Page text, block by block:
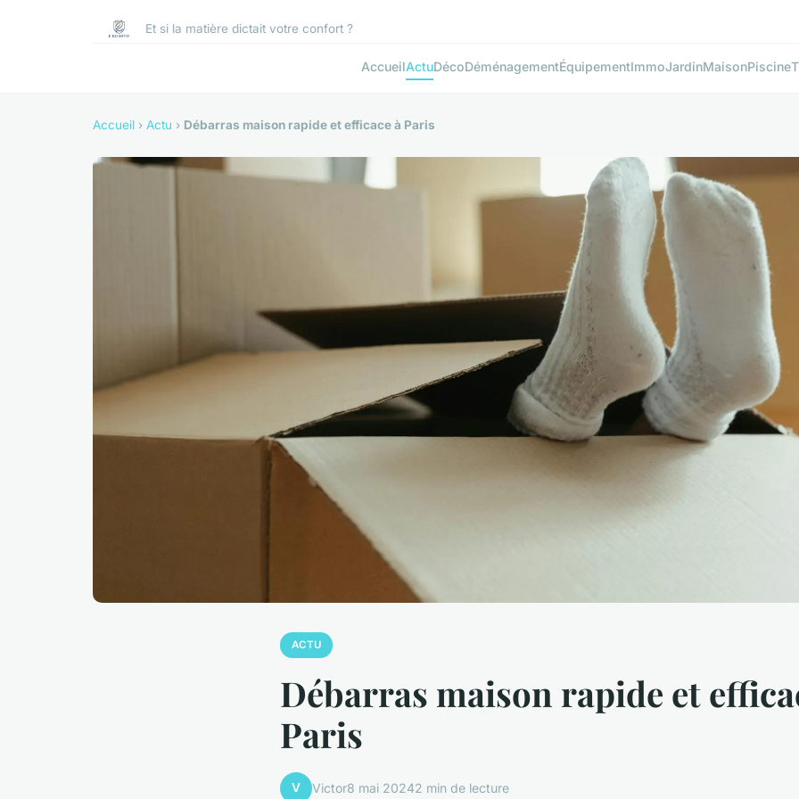
Et si la matière dictait votre confort ?
AccueilActuDécoDéménagementÉquipementImmoJardinMaisonPiscine
Accueil › Actu › Débarras maison rapide et efficace à Paris
ACTU
Débarras maison rapide et
Paris
V Victor8 mai 20242 min de lecture